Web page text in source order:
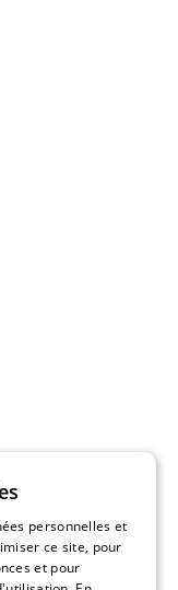
maintenant
personnelles et
ce site, pour
et pour